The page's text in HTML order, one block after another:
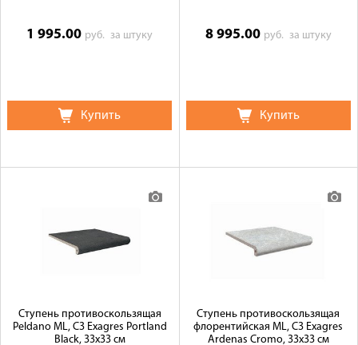
1 995.00 руб.за штуку
Купить
8 995.00 руб. за штуку
Купить
Ступень противоскользящая
Peldano ML, C3 Exagres Portland
Black, 33x33 см
Ступень противоскользящая
флорентийская ML, C3 Exagres
Ardenas Cromo, 33x33 см